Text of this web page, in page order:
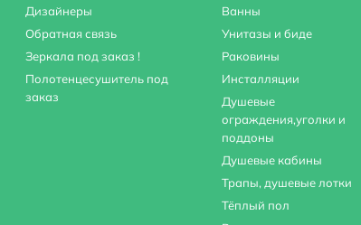
Дизайнеры
Обратная связь
Зеркала под заказ !
Полотенцесушитель под
заказ
Ванны
Унитазы и биде
Раковины
Инсталляции
Душевые
ограждения,уголки и
поддоны
Душевые кабины
Трапы, душевые лотки
Тёплый пол